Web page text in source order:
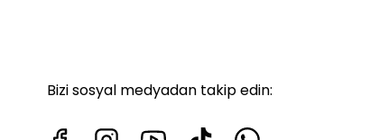
Bizi sosyal medyadan takip edin: